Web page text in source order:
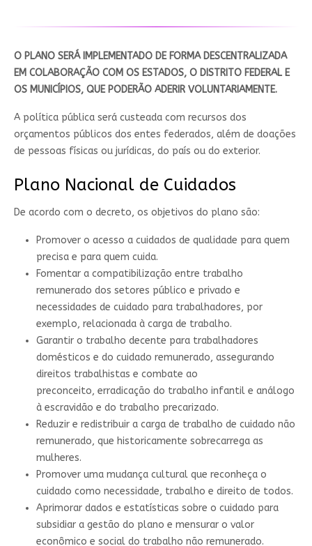
O PLANO SERÁ IMPLEMENTADO DE FORMA DESCENTRALIZADA
EM COLABORAÇÃO COM OS ESTADOS, O DISTRITO FEDERAL E
OS MUNICÍPIOS, QUE PODERÃO ADERIR VOLUNTARIAMENTE.
A política pública será custeada com recursos dos
orçamentos públicos dos entes federados, além de doações
de pessoas físicas ou jurídicas, do país ou do exterior.
Plano Nacional de Cuidados
De acordo com o decreto, os objetivos do plano são:
Promover o acesso a cuidados de qualidade para quem
precisa e para quem cuida.
Fomentar a compatibilização entre trabalho
remunerado dos setores público e privado e
necessidades de cuidado para trabalhadores, por
exemplo, relacionada à carga de trabalho.
Garantir o trabalho decente para trabalhadores
domésticos e do cuidado remunerado, assegurando
direitos trabalhistas e combate ao
preconceito, erradicação do trabalho infantil e análogo
à escravidão e do trabalho precarizado.
Reduzir e redistribuir a carga de trabalho de cuidado não
remunerado, que historicamente sobrecarrega as
mulheres.
Promover uma mudança cultural que reconheça o
cuidado como necessidade, trabalho e direito de todos.
Aprimorar dados e estatísticas sobre o cuidado para
subsidiar a gestão do plano e mensurar o valor
econômico e social do trabalho não remunerado.